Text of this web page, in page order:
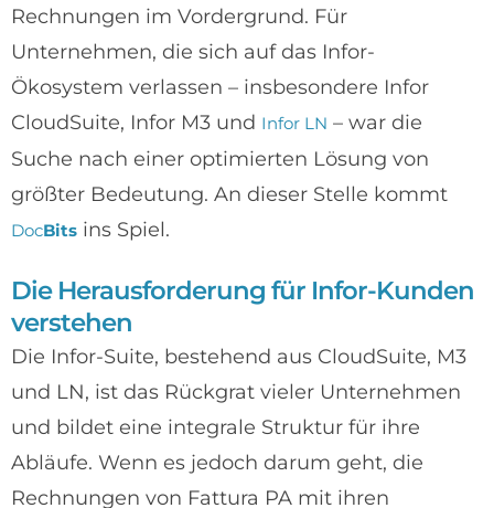
Rechnungen im Vordergrund. Für
Unternehmen, die sich auf das Infor-
Ökosystem verlassen – insbesondere Infor
CloudSuite, Infor M3 und Infor LN – war die
Suche nach einer optimierten Lösung von
größter Bedeutung. An dieser Stelle kommt
DocBits ins Spiel.
Die Herausforderung für Infor-Kunden
verstehen
Die Infor-Suite, bestehend aus CloudSuite, M3
und LN, ist das Rückgrat vieler Unternehmen
und bildet eine integrale Struktur für ihre
Abläufe. Wenn es jedoch darum geht, die
Rechnungen von Fattura PA mit ihren